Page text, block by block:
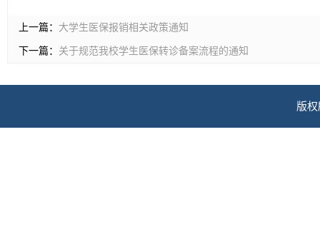
上一篇： 大学生医保报销相关政策通知
下一篇： 关于规范我校学生医保转诊备案流程的通知
版